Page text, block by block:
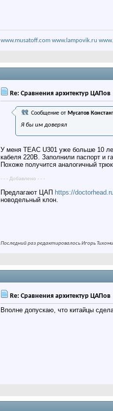
www.musatoff.com www.lampovik.ru
Re: Сравнения архитектур ЦАПов
Сообщение от Мусатов
Я бы им доверял
У меня TEAC U301 уже больше 10
кабеля 220В. Заполнили паспорт и
Похоже получится аналогичный
- - - Добавлено - - -
Предлагают ЦАП https://
новодельный клон.
Последний раз редактировалось Игорь
Re: Сравнения архитектур ЦАПов
Вполне допускаю, что китайцы